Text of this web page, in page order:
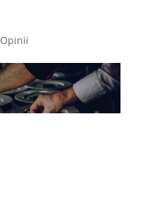
Opinii